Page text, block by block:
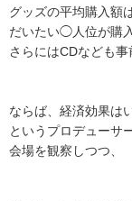
グッズの平均購入額
だいたい◯人位が購
さらにはCDなども事
ならば、経済効果は
というプロデューサ
会場を観察しつつ、